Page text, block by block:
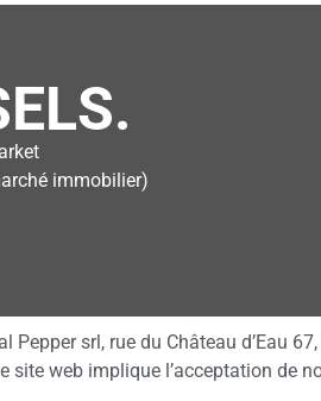
immobilier)
srl, rue du Château d’Eau
site web implique l’acceptation de